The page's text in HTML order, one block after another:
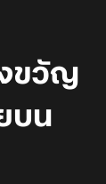
ขวัญ
บน